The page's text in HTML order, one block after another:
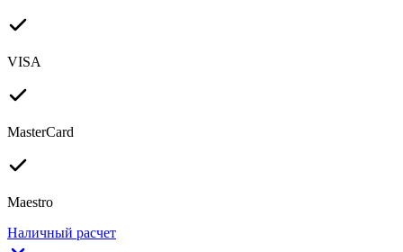
VISA
MasterCard
Maestro
Наличный расчет